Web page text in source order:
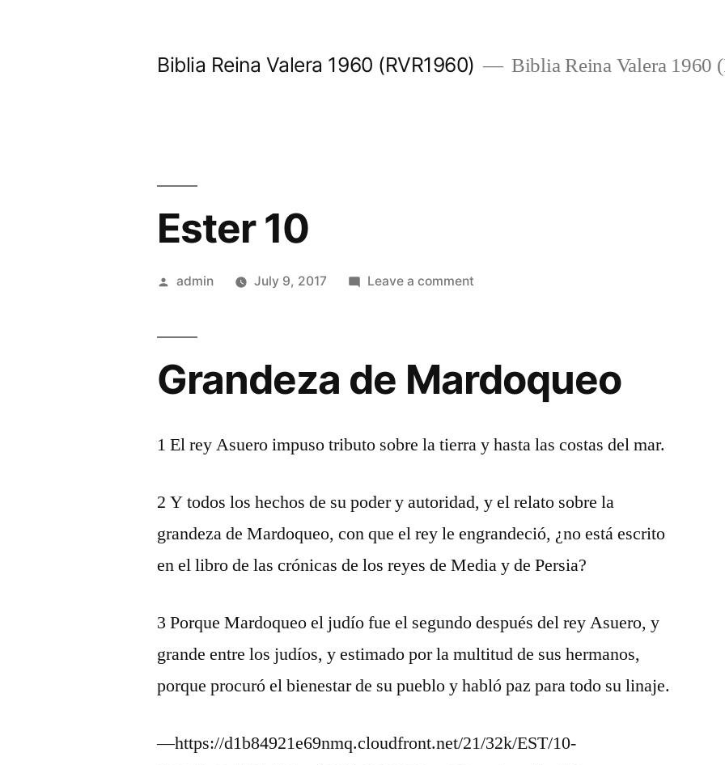
Biblia Reina Valera 1960 (RVR1960) Biblia Reina Valera 1960
Ester 10
Posted
admin July 9, 2017 Leave a commenton
Grandeza de Mardoqueo
1 El rey Asuero impuso tributo sobre la tierra y hasta las costas del mar.
2 Y todos los hechos de su poder y autoridad, y el relato sobre la
grandeza de Mardoqueo, con que el rey le engrandeció, ¿no está escrito
en el libro de las crónicas de los reyes de Media y de Persia?
3 Porque Mardoqueo el judío fue el segundo después del rey Asuero, y
grande entre los judíos, y estimado por la multitud de sus hermanos,
porque procuró el bienestar de su pueblo y habló paz para todo su linaje.
—https://d1b84921e69nmq.cloudfront.net/21/32k/EST/10-